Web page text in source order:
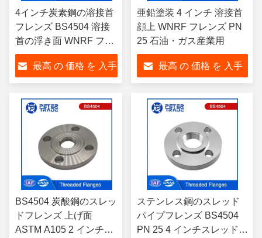
4インチ炭素鋼の溶接首
フレンズ BS4504 溶接
首の浮き面 WNRF フレ
ンズ PN 25 コード111
石油・ガス産業用
最高 の 価格 を 入手
亜鉛塗装 4 インチ 溶接首
顔上 WNRF フレンズ PN
25 石油・ガス産業用
最高 の 価格 を 入手
BS4504 炭酸鋼のスレッ
ドフレンズ 上げ面
ASTM A105 2 インチス
ステンレス鋼のスレッド
パイプフレンズ BS4504
PN 25 4 インチスレッドフ